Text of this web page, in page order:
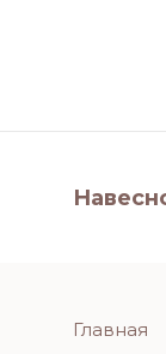
Главная